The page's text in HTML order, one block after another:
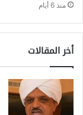
منذ 6 أيام
أخر المقالات